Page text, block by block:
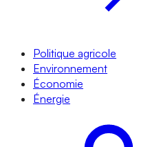
Politique agricole
Environnement
Économie
Énergie